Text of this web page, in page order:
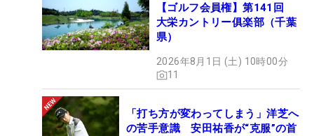
【ゴルフ会員権】第141回
大栄カントリー俱楽部（千葉
県）
2026年8月1日 (土) 10時00分
11
「打ち方が変わってしまう」洋芝へ
の苦手意識 安田祐香が“克服”の首